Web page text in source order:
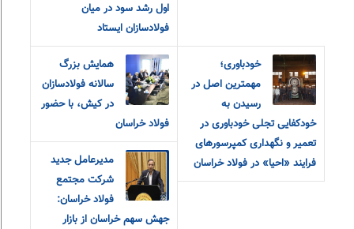
اول رشد سود در میان
فولادسازان ایستاد
خودباوری؛
مهمترین اصل در
رسیدن به
خودکفایی تجلی خودباوری در
تعمیر و نگهداری کمپرسورهای
فرایند «احیا» در فولاد خراسان
همایش بزرگ
سالانه فولادسازان
در کیش، با حضور
فولاد خراسان
مدیرعامل جدید
شرکت مجتمع
فولاد خراسان:
جهش سهم خراسان از بازار